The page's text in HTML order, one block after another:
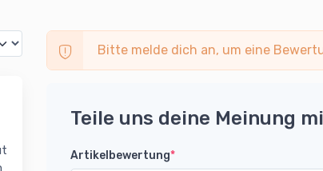
Bitte melde dich an, um eine
Teile uns deine Meinung
Artikelbewertung*